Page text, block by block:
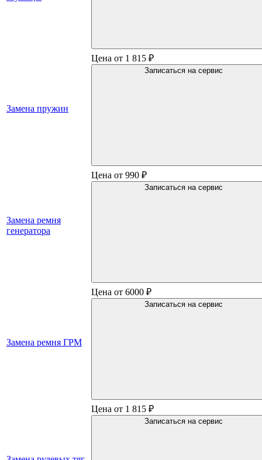
Замена пружин
Цена от 1 815 ₽
Записаться на сервис
Замена ремня
генератора
Цена от 990 ₽
Записаться на сервис
Замена ремня ГРМ
Цена от 6000 ₽
Записаться на сервис
Цена от 1 815 ₽
Записаться на сервис